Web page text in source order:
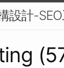
設計-